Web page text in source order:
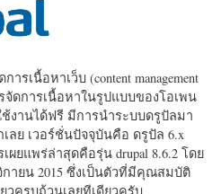
รเนื้อหาเว็บ (content management
จัดการเนื้อหาในรูปแบบของโอเพน
ช้งานได้ฟรี มีการนำระบบดรูปัลมา
ลย เวอร์ชั่นปัจจุบันคือ ดรูปัล 6.x
ผยแพร่ล่าสุดคือรุ่น drupal 8.6.2 โดย
ายน 2015 ซึ่งเป็นตัวที่มีคุณสมบัติ